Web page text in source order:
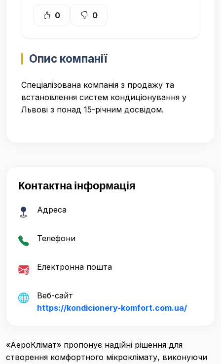
0 0
Опис компанії
Спеціалізована компанія з продажу та
встановлення систем кондиціонування у
Львові з понад 15-річним досвідом.
Контактна інформація
Адреса
Телефони
Електронна пошта
Веб-сайт
https://kondicionery-komfort.com.ua/
«АероКлімат» пропонує надійні рішення для
створення комфортного мікроклімату, виконуючи